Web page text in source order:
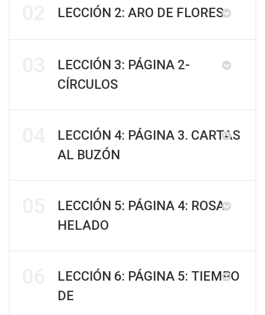
LECCIÓN 2: ARO DE FLORES
LECCIÓN 3: PÁGINA 2-
CÍRCULOS
LECCIÓN 4: PÁGINA 3. CARTAS
AL BUZÓN
LECCIÓN 5: PÁGINA 4: ROSA
HELADO
LECCIÓN 6: PÁGINA 5: TIEMPO
DE